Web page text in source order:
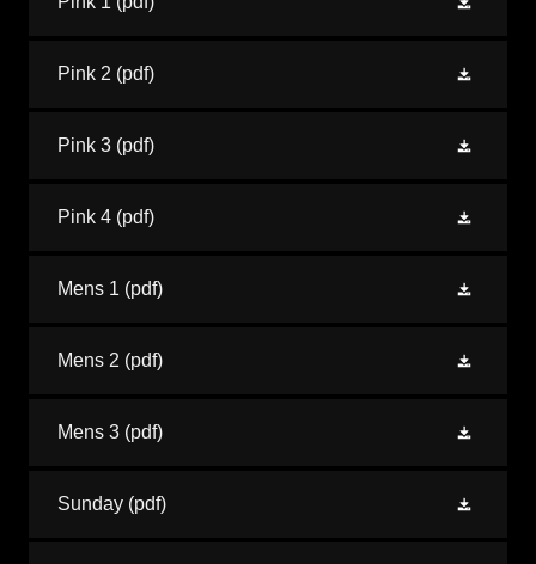
Pink 2 (pdf)
Pink 3 (pdf)
Pink 4 (pdf)
Mens 1 (pdf)
Mens 2 (pdf)
Mens 3 (pdf)
Sunday (pdf)